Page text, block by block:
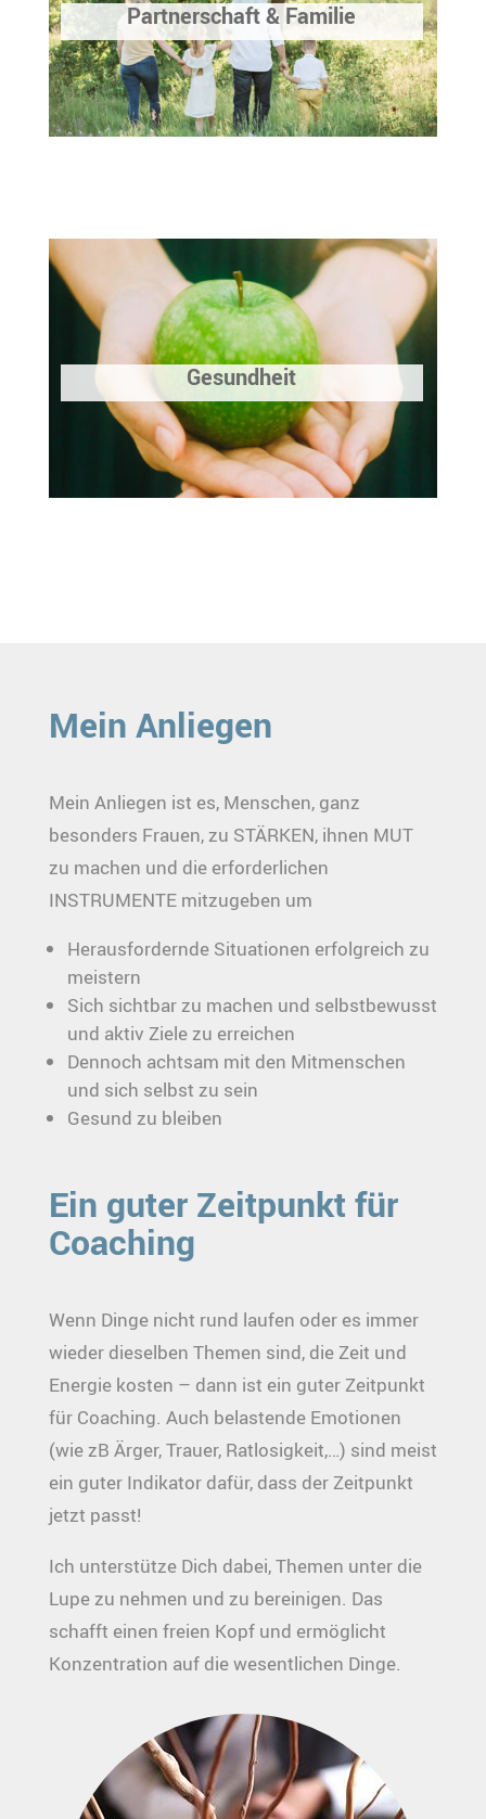
Partnerschaft & Familie
Gesundheit
Mein Anliegen
Mein Anliegen ist es, Menschen, ganz
besonders Frauen, zu STÄRKEN, ihnen MUT
zu machen und die erforderlichen
INSTRUMENTE mitzugeben um
Herausfordernde Situationen erfolgreich zu
meistern
Sich sichtbar zu machen und selbstbewusst
und aktiv Ziele zu erreichen
Dennoch achtsam mit den Mitmenschen
und sich selbst zu sein
Gesund zu bleiben
Ein guter Zeitpunkt für
Coaching
Wenn Dinge nicht rund laufen oder es immer
wieder dieselben Themen sind, die Zeit und
Energie kosten – dann ist ein guter Zeitpunkt
für Coaching. Auch belastende Emotionen
(wie zB Ärger, Trauer, Ratlosigkeit,…) sind meist
ein guter Indikator dafür, dass der Zeitpunkt
jetzt passt!
Ich unterstütze Dich dabei, Themen unter die
Lupe zu nehmen und zu bereinigen. Das
schafft einen freien Kopf und ermöglicht
Konzentration auf die wesentlichen Dinge.